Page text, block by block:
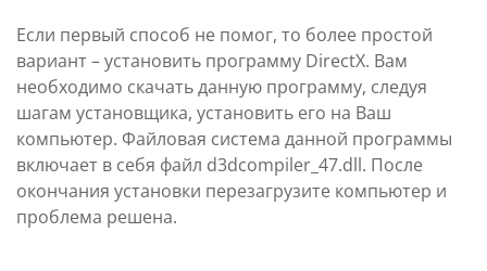
Если первый способ не помог, то более простой
вариант – установить программу DirectX. Вам
необходимо скачать данную программу, следуя
шагам установщика, установить его на Ваш
компьютер. Файловая система данной программы
включает в себя файл d3dcompiler_47.dll. После
окончания установки перезагрузите компьютер и
проблема решена.